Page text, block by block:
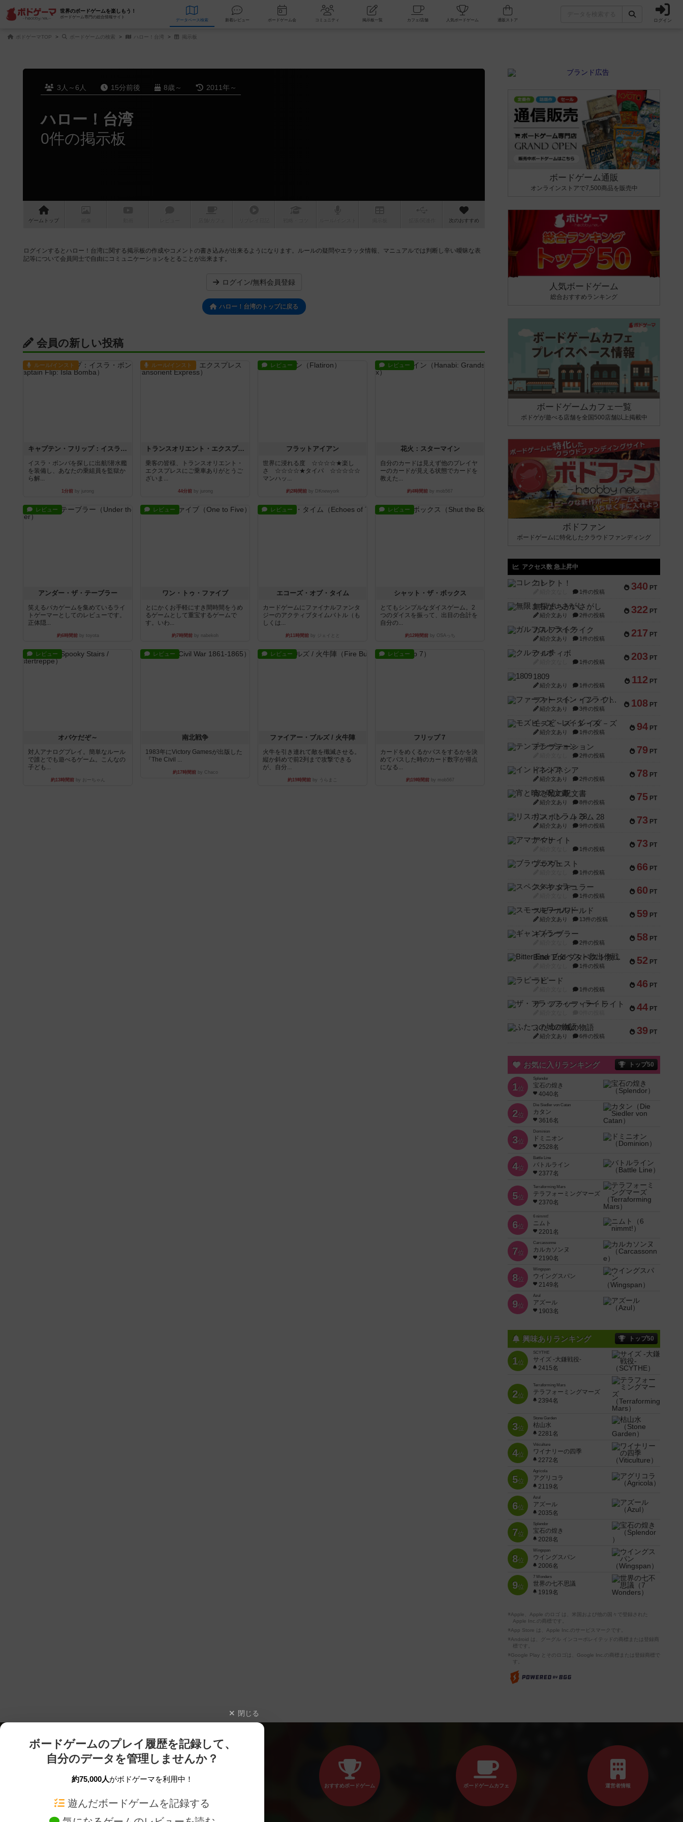
世界のボードゲームを楽しもう！
ボードゲーム専門の総合情報サイト
データベース 検索 新着レビュー ボードゲーム会 コミュニティ 掲示板一覧 カフェ/店舗 人気ボードゲーム ログイン
ボドゲーマTOP ボードゲームの検索 ハロー！台湾 掲示板
3人～6人 15分前後 8歳～ 2011年～
ハロー！台湾
0件の掲示板
ゲーム トップ 次のおすすめ
ログインするとハロー！台湾に関する掲示板の作成やコメントの書き込みが出来るようになります。ルールの疑問やエラッタ情報、マニュアルでは判断し辛い曖昧な表
記等について会員同士で自由にコミュニケーションをとることが出来ます。
ログイン/無料会員登録
ハロー！台湾のトップに戻る
会員の新しい投稿
ルール/インスト
キャプテン・フリップ：イスラ・ボンバ
イスラ・ボンバを探しに出航!潜水艦
を装備し、あなたの乗組員を監獄か
ら解...
1分前 by jurong
ルール/インスト
トランスオリエント・エクスプレス
乗客の皆様、トランスオリエント・
エクスプレスにご乗車ありがとうご
ざいま...
44分前by jurong
レビュー
フラットアイアン
世界に浸れる度 ☆☆☆☆★楽し
さ ☆☆☆☆★タイパ ☆☆☆☆☆
マンハッ...
約2時間前by DKnewyork
レビュー
花火：スターマイン
自分のカードは見えず他のプレイヤ
ーのカードが見える状態でカードを
教えた...
約4時間前 by mob567
レビュー
アンダー・ザ・テーブラー
笑えるバカゲームを集めているライ
トゲーマーとしてのレビューです。
正体隠...
約6時間前by toyota
レビュー
ワン・トゥ・ファイブ
とにかくお手軽にすき間時間をうめ
るゲームとして重宝するゲームで
す。いわ...
約7時間前 by nabekoh
レビュー
エコーズ・オブ・タイム
カードゲームにファイナルファンタ
ジーのアクティブタイムバトル（も
しくは...
約11時間前by ジェイとと
レビュー
シャット・ザ・ボックス
とてもシンプルなダイスゲーム。2
つのダイスを振って、出目の合計を
自分の...
約12時間前by OSAっち
レビュー
オバケだぞ～
対人アナログプレイ。簡単なルール
で誰とでも遊べるゲーム。こんなの
子ども...
約13時間前by おーちゃん
レビュー
南北戦争
1983年にVictory Gamesが出版した
『The Civil ...
約17時間前by Chaco
レビュー
ファイアー・ブルズ / 火牛陣
火牛を引き連れて敵を殲滅させる。
縦か斜めで前2列まで攻撃できる
が、自分...
約19時間前 by うらまこ
レビュー
フリップ７
カードをめくるかパスをするかを決
めてパスした時のカード数字が得点
になる...
約19時間前by mob567
ボードゲーム通販
オンラインストアで7,500商品を販売中
人気ボードゲーム
総合おすすめランキング
ボードゲームカフェ一覧
ボドゲが遊べる店舗を全国500店舗以上掲載中
ボドファン
ボードゲームに特化したクラウドファンディング
アクセス数 急上昇中
340 PT
コレクト！
1件の投稿
322 PT
無限まちがいさがし
紹介文あり 2件の投稿
217 PT
ガルフストライク
紹介文あり 1件の投稿
203 PT
クルティボ
1件の投稿
112 PT
1809
紹介文あり 1件の投稿
108 PT
ファースト・イン・フライト
紹介文あり 3件の投稿
94 PT
モズビ－ズ・レイダ－ズ
紹介文あり 1件の投稿
79 PT
テンプテーション
2件の投稿
78 PT
インドネシア
紹介文あり 2件の投稿
75 PT
宵と暁の呪文書
紹介文あり 8件の投稿
73 PT
リスボン・トラム 28
紹介文あり 9件の投稿
73 PT
アマナイト
1件の投稿
66 PT
ブラヴェスト
1件の投稿
60 PT
スペクタキュラー
1件の投稿
59 PT
スモールワールド
紹介文あり 13件の投稿
58 PT
ギャンブラー
2件の投稿
52 PT
Bitter End ブタペスト救出作戦
1件の投稿
46 PT
ラピード
1件の投稿
44 PT
ザ・フラッフィー・ライト
39 PT
ふたつの城の物語
紹介文あり 6件の投稿
お気に入りランキング トップ50
1位
Splendor
宝石の煌き
4040名
2位
Die Siedler von Catan
カタン
3616名
3位
Dominion
ドミニオン
2528名
4位
Battle Line
バトルライン
2377名
5位
Terraforming Mars
テラフォーミングマーズ
2370名
6位
6 nimmt!
ニムト
2201名
7位
Carcassonne
カルカソンヌ
2190名
8位
Wingspan
ウイングスパン
2149名
9位
Azul
アズール
1903名
興味ありランキング トップ50
1位
SCYTHE
サイズ -大鎌戦役-
2415名
2位
Terraforming Mars
テラフォーミングマーズ
2394名
3位
Stone Garden
枯山水
2281名
4位
Viticulture
ワイナリーの四季
2272名
5位
Agricola
アグリコラ
2119名
6位
Azul
アズール
2035名
7位
Splendor
宝石の煌き
2028名
8位
Wingspan
ウイングスパン
2006名
9位
7 Wonders
世界の七不思議
1919名
※Apple、Apple のロゴ は、米国および他の国々で登録された
Apple Inc.の商標です。
※App Store は、Apple Inc.のサービスマークです。
※Android は、グーグル インコーポレイテッドの商標または登録商
標です。
※Google Play とそのロゴは、Google Inc.の商標または登録商標で
す。
閉じる
ボードゲームのプレイ履歴を記録して、
自分のデータを管理しませんか？
約75,000人がボドゲーマを利用中！
遊んだボードゲームを記録する
おすすめボードゲーム ボードゲームカフェ 運営者情報